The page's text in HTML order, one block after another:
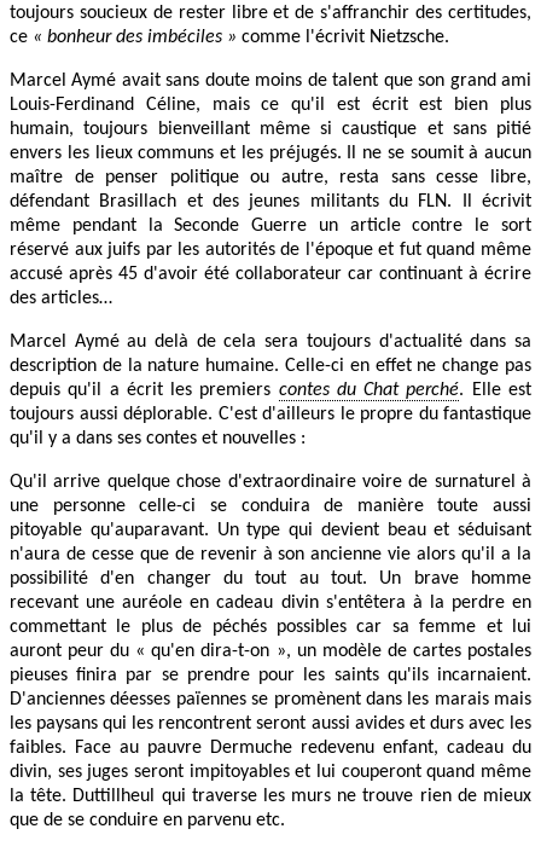
toujours soucieux de rester libre et de s'affranchir des certitudes,
ce « bonheur des imbéciles » comme l'écrivit Nietzsche.
Marcel Aymé avait sans doute moins de talent que son grand ami
Louis-Ferdinand Céline, mais ce qu'il est écrit est bien plus
humain, toujours bienveillant même si caustique et sans pitié
envers les lieux communs et les préjugés. Il ne se soumit à aucun
maître de penser politique ou autre, resta sans cesse libre,
défendant Brasillach et des jeunes militants du FLN. Il écrivit
même pendant la Seconde Guerre un article contre le sort
réservé aux juifs par les autorités de l'époque et fut quand même
accusé après 45 d'avoir été collaborateur car continuant à écrire
des articles…
Marcel Aymé au delà de cela sera toujours d'actualité dans sa
description de la nature humaine. Celle-ci en effet ne change pas
depuis qu'il a écrit les premiers contes du Chat perché. Elle est
toujours aussi déplorable. C'est d'ailleurs le propre du fantastique
qu'il y a dans ses contes et nouvelles :
Qu'il arrive quelque chose d'extraordinaire voire de surnaturel à
une personne celle-ci se conduira de manière toute aussi
pitoyable qu'auparavant. Un type qui devient beau et séduisant
n'aura de cesse que de revenir à son ancienne vie alors qu'il a la
possibilité d'en changer du tout au tout. Un brave homme
recevant une auréole en cadeau divin s'entêtera à la perdre en
commettant le plus de péchés possibles car sa femme et lui
auront peur du « qu'en dira-t-on », un modèle de cartes postales
pieuses finira par se prendre pour les saints qu'ils incarnaient.
D'anciennes déesses païennes se promènent dans les marais mais
les paysans qui les rencontrent seront aussi avides et durs avec les
faibles. Face au pauvre Dermuche redevenu enfant, cadeau du
divin, ses juges seront impitoyables et lui couperont quand même
la tête. Duttillheul qui traverse les murs ne trouve rien de mieux
que de se conduire en parvenu etc.